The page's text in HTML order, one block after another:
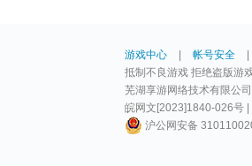
游戏中心 | 帐号安全 |
抵制不良游戏 拒绝盗版游
芜湖享游网络技术有限公
皖网文[2023]1840-026号
沪公网安备